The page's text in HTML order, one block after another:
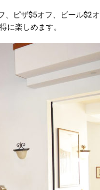
、ピザ$5オフ、ビール$2オ
に楽しめます。